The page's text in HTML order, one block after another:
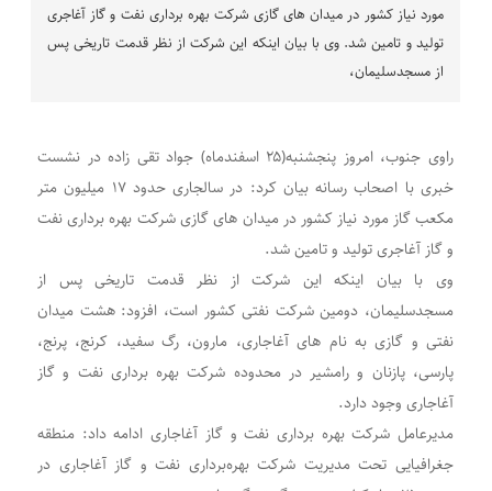
مورد نیاز کشور در میدان های گازی شرکت بهره برداری نفت و گاز آغاجری
تولید و تامین شد. وی با بیان اینکه این شرکت از نظر قدمت تاریخی پس
از مسجدسلیمان،
راوی جنوب، امروز پنجشنبه(۲۵ اسفندماه) جواد تقی زاده در نشست
خبری با اصحاب رسانه بیان کرد: در سالجاری حدود ۱۷ میلیون متر
مکعب گاز مورد نیاز کشور در میدان های گازی شرکت بهره برداری نفت
و گاز آغاجری تولید و تامین شد.
وی با بیان اینکه این شرکت از نظر قدمت تاریخی پس از
مسجدسلیمان، دومین شرکت نفتی کشور است، افزود: هشت میدان
نفتی و گازی به نام های آغاجاری، مارون، رگ سفید، کرنج، پرنج،
پارسی، پازنان و رامشیر در محدوده شرکت بهره برداری نفت و گاز
آغاجاری وجود دارد.
مدیرعامل شرکت بهره برداری نفت و گاز آغاجاری ادامه داد: منطقه
جغرافیایی تحت مدیریت شرکت بهره‌برداری نفت و گاز آغاجاری در